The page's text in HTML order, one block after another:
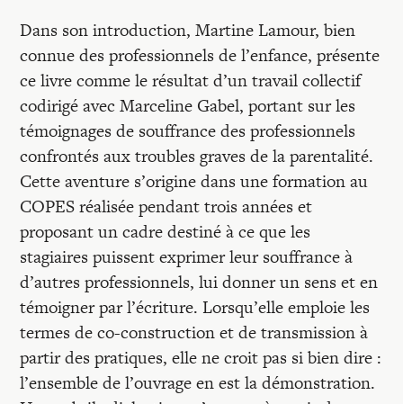
Dans son introduction, Martine Lamour, bien
connue des professionnels de l’enfance, présente
ce livre comme le résultat d’un travail collectif
codirigé avec Marceline Gabel, portant sur les
témoignages de souffrance des professionnels
confrontés aux troubles graves de la parentalité.
Cette aventure s’origine dans une formation au
COPES réalisée pendant trois années et
proposant un cadre destiné à ce que les
stagiaires puissent exprimer leur souffrance à
d’autres professionnels, lui donner un sens et en
témoigner par l’écriture. Lorsqu’elle emploie les
termes de co-construction et de transmission à
partir des pratiques, elle ne croit pas si bien dire :
l’ensemble de l’ouvrage en est la démonstration.